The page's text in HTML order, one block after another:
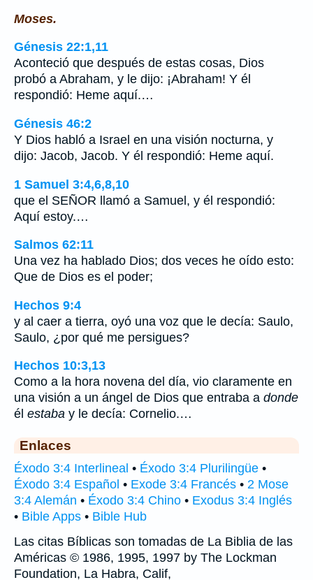
Moses.
Génesis 22:1,11
Aconteció que después de estas cosas, Dios
probó a Abraham, y le dijo: ¡Abraham! Y él
respondió: Heme aquí.…
Génesis 46:2
Y Dios habló a Israel en una visión nocturna, y
dijo: Jacob, Jacob. Y él respondió: Heme aquí.
1 Samuel 3:4,6,8,10
que el SEÑOR llamó a Samuel, y él respondió:
Aquí estoy.…
Salmos 62:11
Una vez ha hablado Dios; dos veces he oído esto:
Que de Dios es el poder;
Hechos 9:4
y al caer a tierra, oyó una voz que le decía: Saulo,
Saulo, ¿por qué me persigues?
Hechos 10:3,13
Como a la hora novena del día, vio claramente en
una visión a un ángel de Dios que entraba a donde
él estaba y le decía: Cornelio.…
Enlaces
Éxodo 3:4 Interlineal • Éxodo 3:4 Plurilingüe •
Éxodo 3:4 Español • Exode 3:4 Francés • 2 Mose
3:4 Alemán • Éxodo 3:4 Chino • Exodus 3:4 Inglés
• Bible Apps • Bible Hub
Las citas Bíblicas son tomadas de La Biblia de las
Américas © 1986, 1995, 1997 by The Lockman
Foundation, La Habra, Calif,